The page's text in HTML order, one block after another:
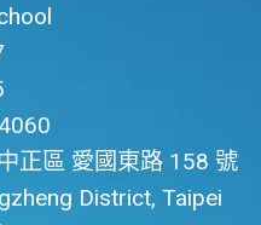
正區 愛國東路 158 號
District, Taipei